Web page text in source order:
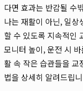
다면 효과는 반감될 수
나는 재활이 아닌, 일상
할 수 있도록 지속적인
모니터 높이, 운전 시
활 속 작은 습관들을
법을 상세히 알려드립